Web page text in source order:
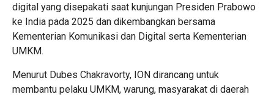
digital yang disepakati saat kunjungan Presiden Prabowo
ke India pada 2025 dan dikembangkan bersama
Kementerian Komunikasi dan Digital serta Kementerian
UMKM.
Menurut Dubes Chakravorty, ION dirancang untuk
membantu pelaku UMKM, warung, masyarakat di daerah